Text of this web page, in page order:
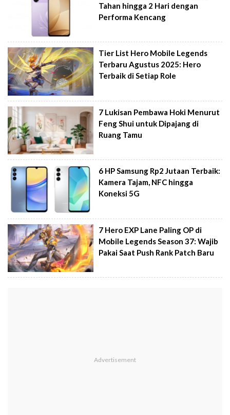
Tahan hingga 2 Hari dengan
Performa Kencang
Tier List Hero Mobile Legends
Terbaru Agustus 2025: Hero
Terbaik di Setiap Role
7 Lukisan Pembawa Hoki Menurut
Feng Shui untuk Dipajang di
Ruang Tamu
6 HP Samsung Rp2 Jutaan Terbaik:
Kamera Tajam, NFC hingga
Koneksi 5G
7 Hero EXP Lane Paling OP di
Mobile Legends Season 37: Wajib
Pakai Saat Push Rank Patch Baru